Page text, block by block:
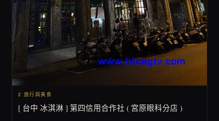
2 旅行與美食
[ 台中 冰淇淋 ] 第四信用合作社 ( 宮原眼科分店 )